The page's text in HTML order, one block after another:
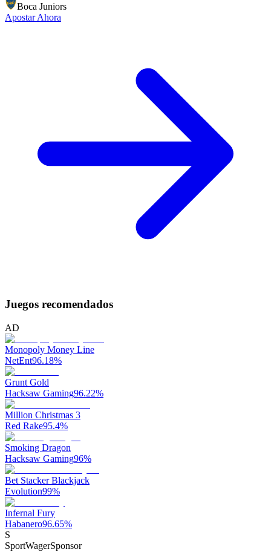
Boca Juniors
Apostar Ahora
Juegos recomendados
AD
Monopoly Money Line
NetEnt96.18%
Grunt Gold
Hacksaw Gaming96.22%
Million Christmas 3
Red Rake95.4%
Smoking Dragon
Hacksaw Gaming96%
Bet Stacker Blackjack
Evolution99%
Infernal Fury
Habanero96.65%
S
SportWagerSponsor